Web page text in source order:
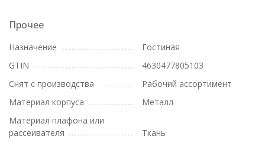
Прочее
Назначение
Гостиная
GTIN
4630477805103
Снят с производства
Рабочий ассортимент
Материал корпуса
Металл
Материал плафона или
рассеивателя
Ткань